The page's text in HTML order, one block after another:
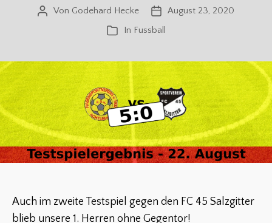
Beitragsautor
Von Godehard Hecke Veröffentlichungsdatum
August 23, 2020
Kategorien
In Fussball
Auch im zweite Testspiel gegen den FC 45 Salzgitter
blieb unsere 1. Herren ohne Gegentor!